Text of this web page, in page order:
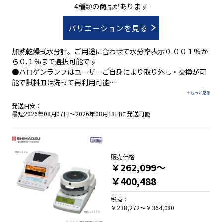
4種類の商品があります
バリエーションを見る
加熱乾燥式水分計。ご用途に合わせて水分率表示０.００１%か
ら０.１%まで選択可能です
●ハロゲンランプはユーザーご自身により取り外し・交換が可
能で試料皿は洗って再利用可能
●最小表示／0.001ｇ～0.005ｇ ●ひょう量／51ｇ～71ｇ
発送目安：
最短2026年08月07日～2026年08月18日に発送可能
販売価格
￥262,099～
￥400,488
税抜：
￥238,272～￥364,080